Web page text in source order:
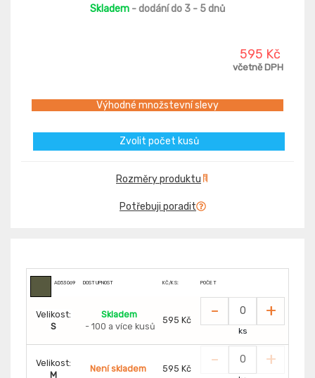
Skladem - dodání do 3 - 5 dnů
595 Kč
včetně DPH
Výhodné množstevní slevy
Zvolit počet kusů
Rozměry produktu
Potřebuji poradit
AD53069 DOSTUPNOST KČ/KS: POČET
Velikost:
S
Skladem
- 100 a více kusů
595 Kč - +
ks
Velikost:
M
Není skladem 595 Kč - +